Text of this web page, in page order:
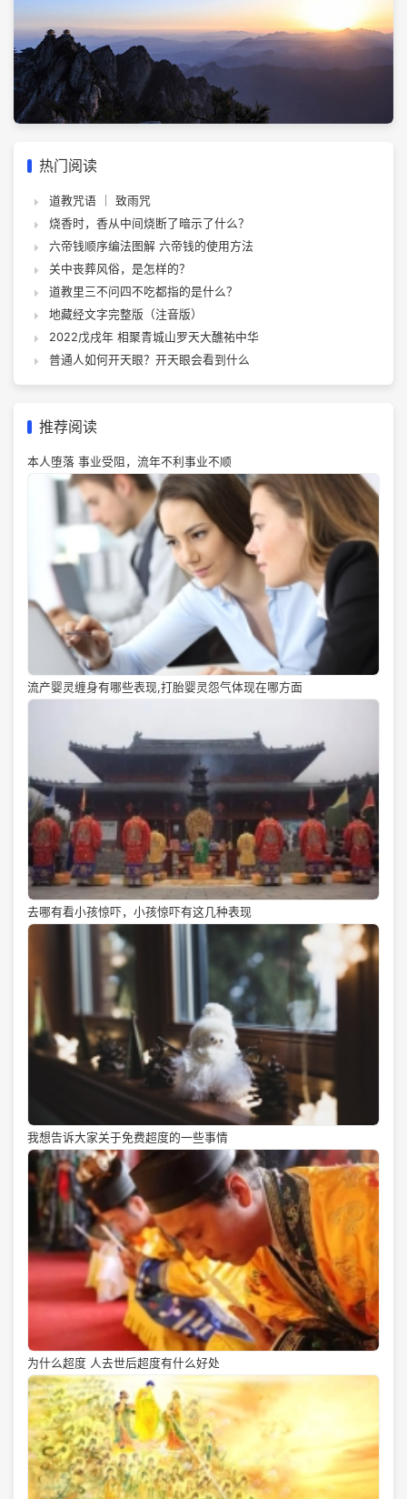
热门阅读
道教咒语 ｜ 致雨咒
烧香时，香从中间烧断了暗示了什么？
六帝钱顺序编法图解 六帝钱的使用方法
关中丧葬风俗，是怎样的？
道教里三不问四不吃都指的是什么？
地藏经文字完整版（注音版）
2022戊戌年 相聚青城山罗天大醮祐中华
普通人如何开天眼？开天眼会看到什么
推荐阅读
本人堕落 事业受阻，流年不利事业不顺
流产婴灵缠身有哪些表现,打胎婴灵怨气体现在哪方面
去哪有看小孩惊吓，小孩惊吓有这几种表现
我想告诉大家关于免费超度的一些事情
为什么超度 人去世后超度有什么好处